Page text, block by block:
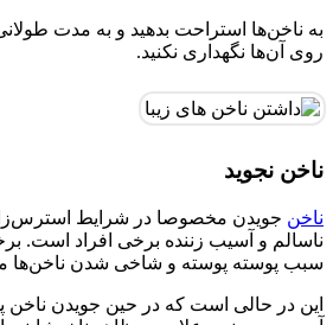
به ناخن‌ها استراحت بدهید و به مدت
روی آن‌ها نگهداری نکنید.
ناخن نجوید
ناخن جویدن مخصوصا در شرایط
ناسالم و آسیب زننده برخی افراد است.
سبب پوسته پوسته و شاخی شدن ناخن‌ها
این در حالی است که در حین جویدن